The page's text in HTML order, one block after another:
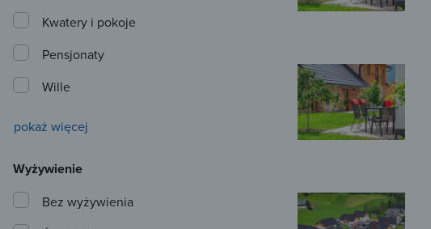
Kwatery i pokoje
Pensjonaty
Wille
pokaż więcej
Wyżywienie
Bez wyżywienia